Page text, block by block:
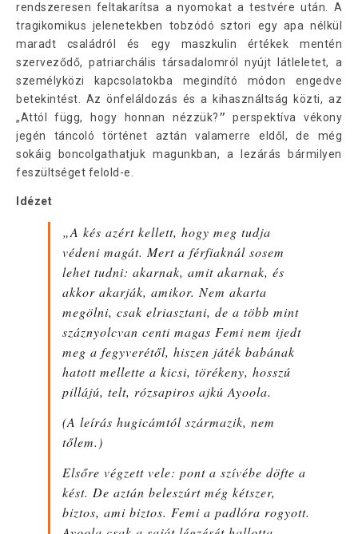
rendszeresen feltakarítsa a nyomokat a testvére után. A
tragikomikus jelenetekben tobzódó sztori egy apa nélkül
maradt családról és egy maszkulin értékek mentén
szerveződő, patriarchális társadalomról nyújt látleletet, a
személyközi kapcsolatokba megindító módon engedve
betekintést. Az önfeláldozás és a kihasználtság közti, az
„Attól függ, hogy honnan nézzük?” perspektíva vékony
jegén táncoló történet aztán valamerre eldől, de még
sokáig boncolgathatjuk magunkban, a lezárás bármilyen
feszültséget felold-e.
Idézet
„A kés azért kellett, hogy meg tudja
védeni magát. Mert a férfiaknál sosem
lehet tudni: akarnak, amit akarnak, és
akkor akarják, amikor. Nem akarta
megölni, csak elriasztani, de a több mint
száznyolcvan centi magas Femi nem ijedt
meg a fegyverétől, hiszen játék babának
hatott mellette a kicsi, törékeny, hosszú
pillájú, telt, rózsapiros ajkú Ayoola.
(A leírás hugicámtól származik, nem
tőlem.)
Elsőre végzett vele: pont a szívébe döfte a
kést. De aztán beleszúrt még kétszer,
biztos, ami biztos. Femi a padlóra rogyott.